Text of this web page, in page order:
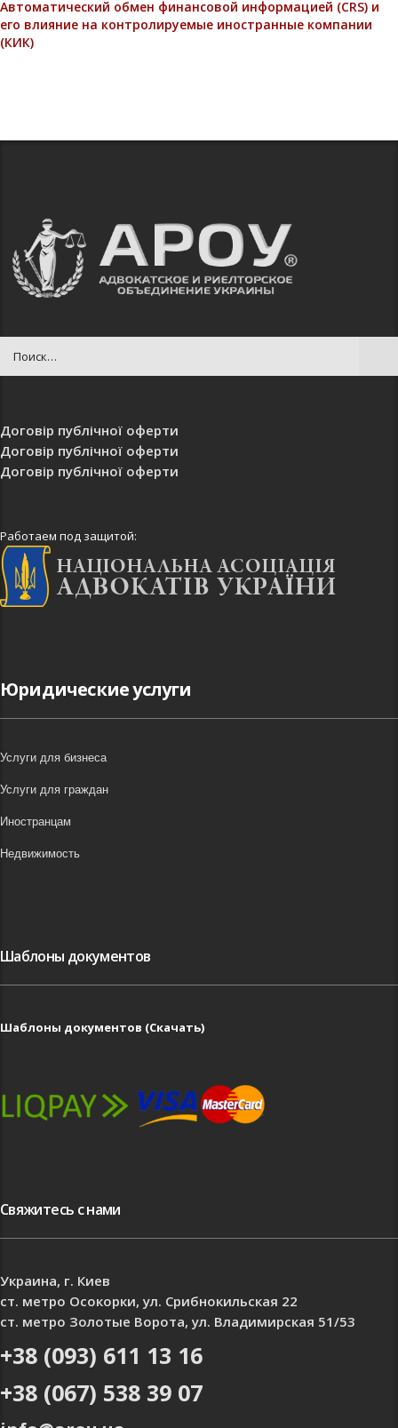
Автоматический обмен финансовой информацией (CRS) и
его влияние на контролируемые иностранные компании
(КИК)
Договір публічної оферти
Договір публічної оферти
Договір публічної оферти
Работаем под защитой:
Юридические услуги
Услуги для бизнеса
Услуги для граждан
Иностранцам
Недвижимость
Шаблоны документов
Шаблоны документов (Скачать)
Свяжитесь с нами
Украина, г. Киев
ст. метро Осокорки, ул. Срибнокильская 22
ст. метро Золотые Ворота, ул. Владимирская 51/53
+38 (093) 611 13 16
+38 (067) 538 39 07